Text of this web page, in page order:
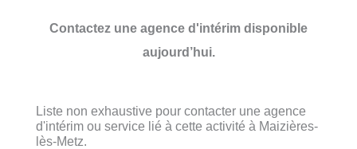
Contactez une agence d'intérim disponible
aujourd’hui.
Liste non exhaustive pour contacter une agence
d'intérim ou service lié à cette activité à Maizières-
lès-Metz.